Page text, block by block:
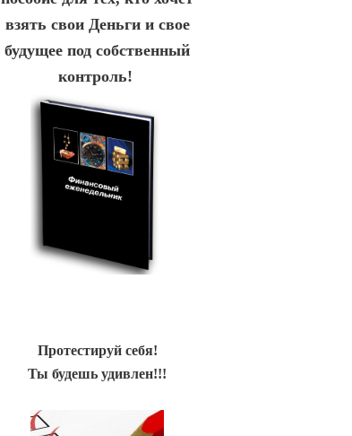
взять свои Деньги и свое
будущее под собственный
контроль!
Протестируй себя!
Ты будешь удивлен!!!